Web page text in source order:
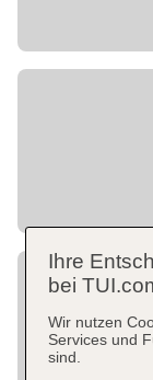
Ihre
bei
Wir nutzen
Services und
sind.